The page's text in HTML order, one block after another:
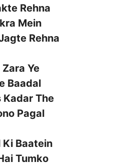
Rehna
Mein
Rehna
Ye
Baadal
Kadar The
Pagal
Ki Baatein
Tumko